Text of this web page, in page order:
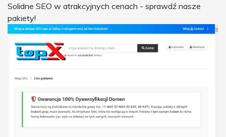
Solidne SEO w atrakcyjnych cenach - sprawdź nasze
pakiety!